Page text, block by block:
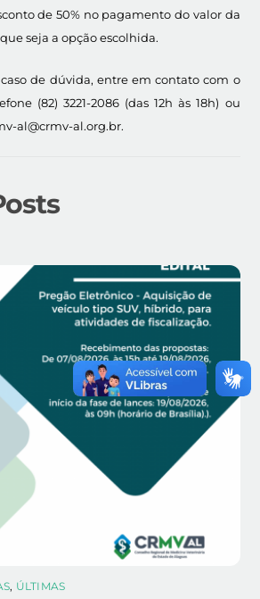
de 50% no pagamento do valor da
seja a opção escolhida.
de dúvida, entre em contato com o
(82) 3221-2086 (das 12h às 18h) ou
al@crmv-al.org.br.
, ÚLTIMAS